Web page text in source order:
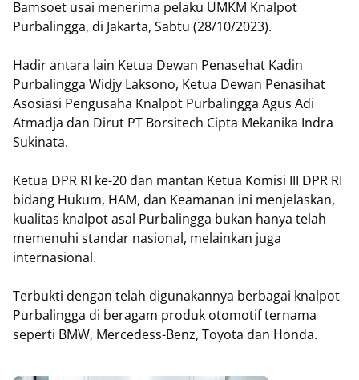
Bamsoet usai menerima pelaku UMKM Knalpot
Purbalingga, di Jakarta, Sabtu (28/10/2023).
Hadir antara lain Ketua Dewan Penasehat Kadin
Purbalingga Widjy Laksono, Ketua Dewan Penasihat
Asosiasi Pengusaha Knalpot Purbalingga Agus Adi
Atmadja dan Dirut PT Borsitech Cipta Mekanika Indra
Sukinata.
Ketua DPR RI ke-20 dan mantan Ketua Komisi III DPR RI
bidang Hukum, HAM, dan Keamanan ini menjelaskan,
kualitas knalpot asal Purbalingga bukan hanya telah
memenuhi standar nasional, melainkan juga
internasional.
Terbukti dengan telah digunakannya berbagai knalpot
Purbalingga di beragam produk otomotif ternama
seperti BMW, Mercedess-Benz, Toyota dan Honda.